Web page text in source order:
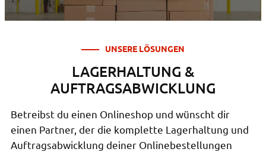
UNSERE LÖSUNGEN
LAGERHALTUNG &
AUFTRAGSABWICKLUNG
Betreibst du einen Onlineshop und wünscht dir
einen Partner, der die komplette Lagerhaltung und
Auftragsabwicklung deiner Onlinebestellungen